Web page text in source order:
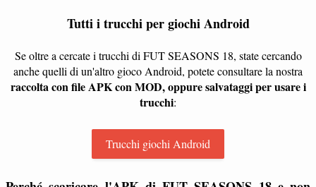
Tutti i trucchi per giochi Android
Se oltre a cercate i trucchi di FUT SEASONS 18, state cercando
anche quelli di un'altro gioco Android, potete consultare la nostra
raccolta con file APK con MOD, oppure salvataggi per usare i
trucchi:
Trucchi giochi Android